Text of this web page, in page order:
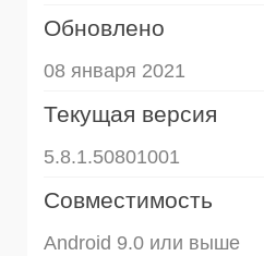
Обновлено
08 января 2021
Текущая версия
5.8.1.50801001
Совместимость
Android 9.0 или выше